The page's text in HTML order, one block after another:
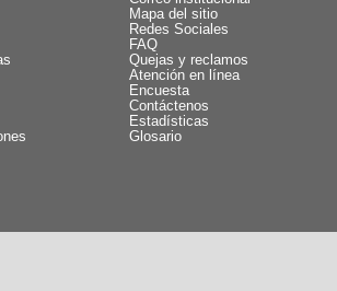
Mapa del sitio
Redes Sociales
FAQ
Quejas y reclamos
Atención en línea
Encuesta
Contáctenos
Estadísticas
Glosario